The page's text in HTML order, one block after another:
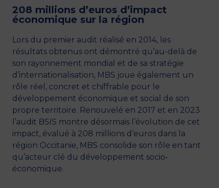
208 millions d’euros d’impact
économique sur la région
Lors du premier audit réalisé en 2014, les
résultats obtenus ont démontré qu’au-delà de
son rayonnement mondial et de sa stratégie
d’internationalisation, MBS joue également un
rôle réel, concret et chiffrable pour le
développement économique et social de son
propre territoire. Renouvelé en 2017 et en 2023
l’audit BSIS montre désormais l’évolution de cet
impact, évalué à 208 millions d’euros dans la
région Occitanie, MBS consolide son rôle en tant
qu’acteur clé du développement socio-
économique.